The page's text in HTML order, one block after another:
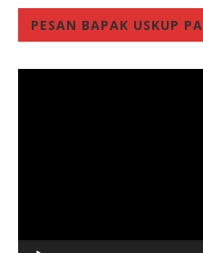
PESAN BAPAK USKUP